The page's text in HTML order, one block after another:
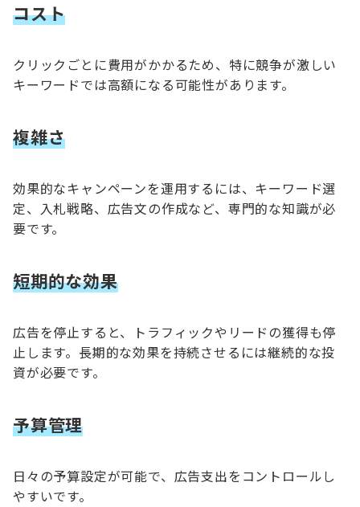
コスト
クリックごとに費用がかかるため、特に競争が激しい
キーワードでは高額になる可能性があります。
複雑さ
効果的なキャンペーンを運用するには、キーワード選
定、入札戦略、広告文の作成など、専門的な知識が必
要です。
短期的な効果
広告を停止すると、トラフィックやリードの獲得も停
止します。長期的な効果を持続させるには継続的な投
資が必要です。
予算管理
日々の予算設定が可能で、広告支出をコントロールし
やすいです。